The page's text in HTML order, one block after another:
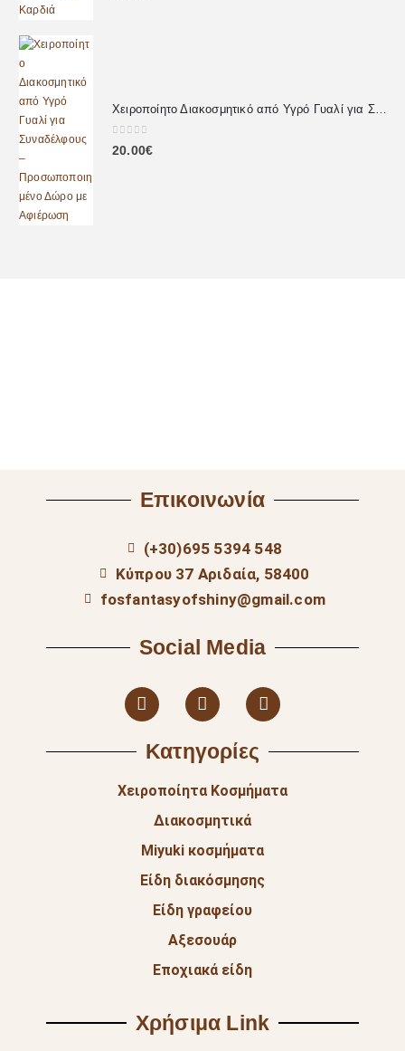
0out of 5
20.00€
Επικοινωνία
(+30)695 5394 548
Κύπρου 37 Αριδαία, 58400
fosfantasyofshiny@gmail.com
Social Media
Κατηγορίες
Χειροποίητα Κοσμήματα
Διακοσμητικά
Miyuki κοσμήματα
Είδη διακόσμησης
Είδη γραφείου
Αξεσουάρ
Εποχιακά είδη
Χρήσιμα Link